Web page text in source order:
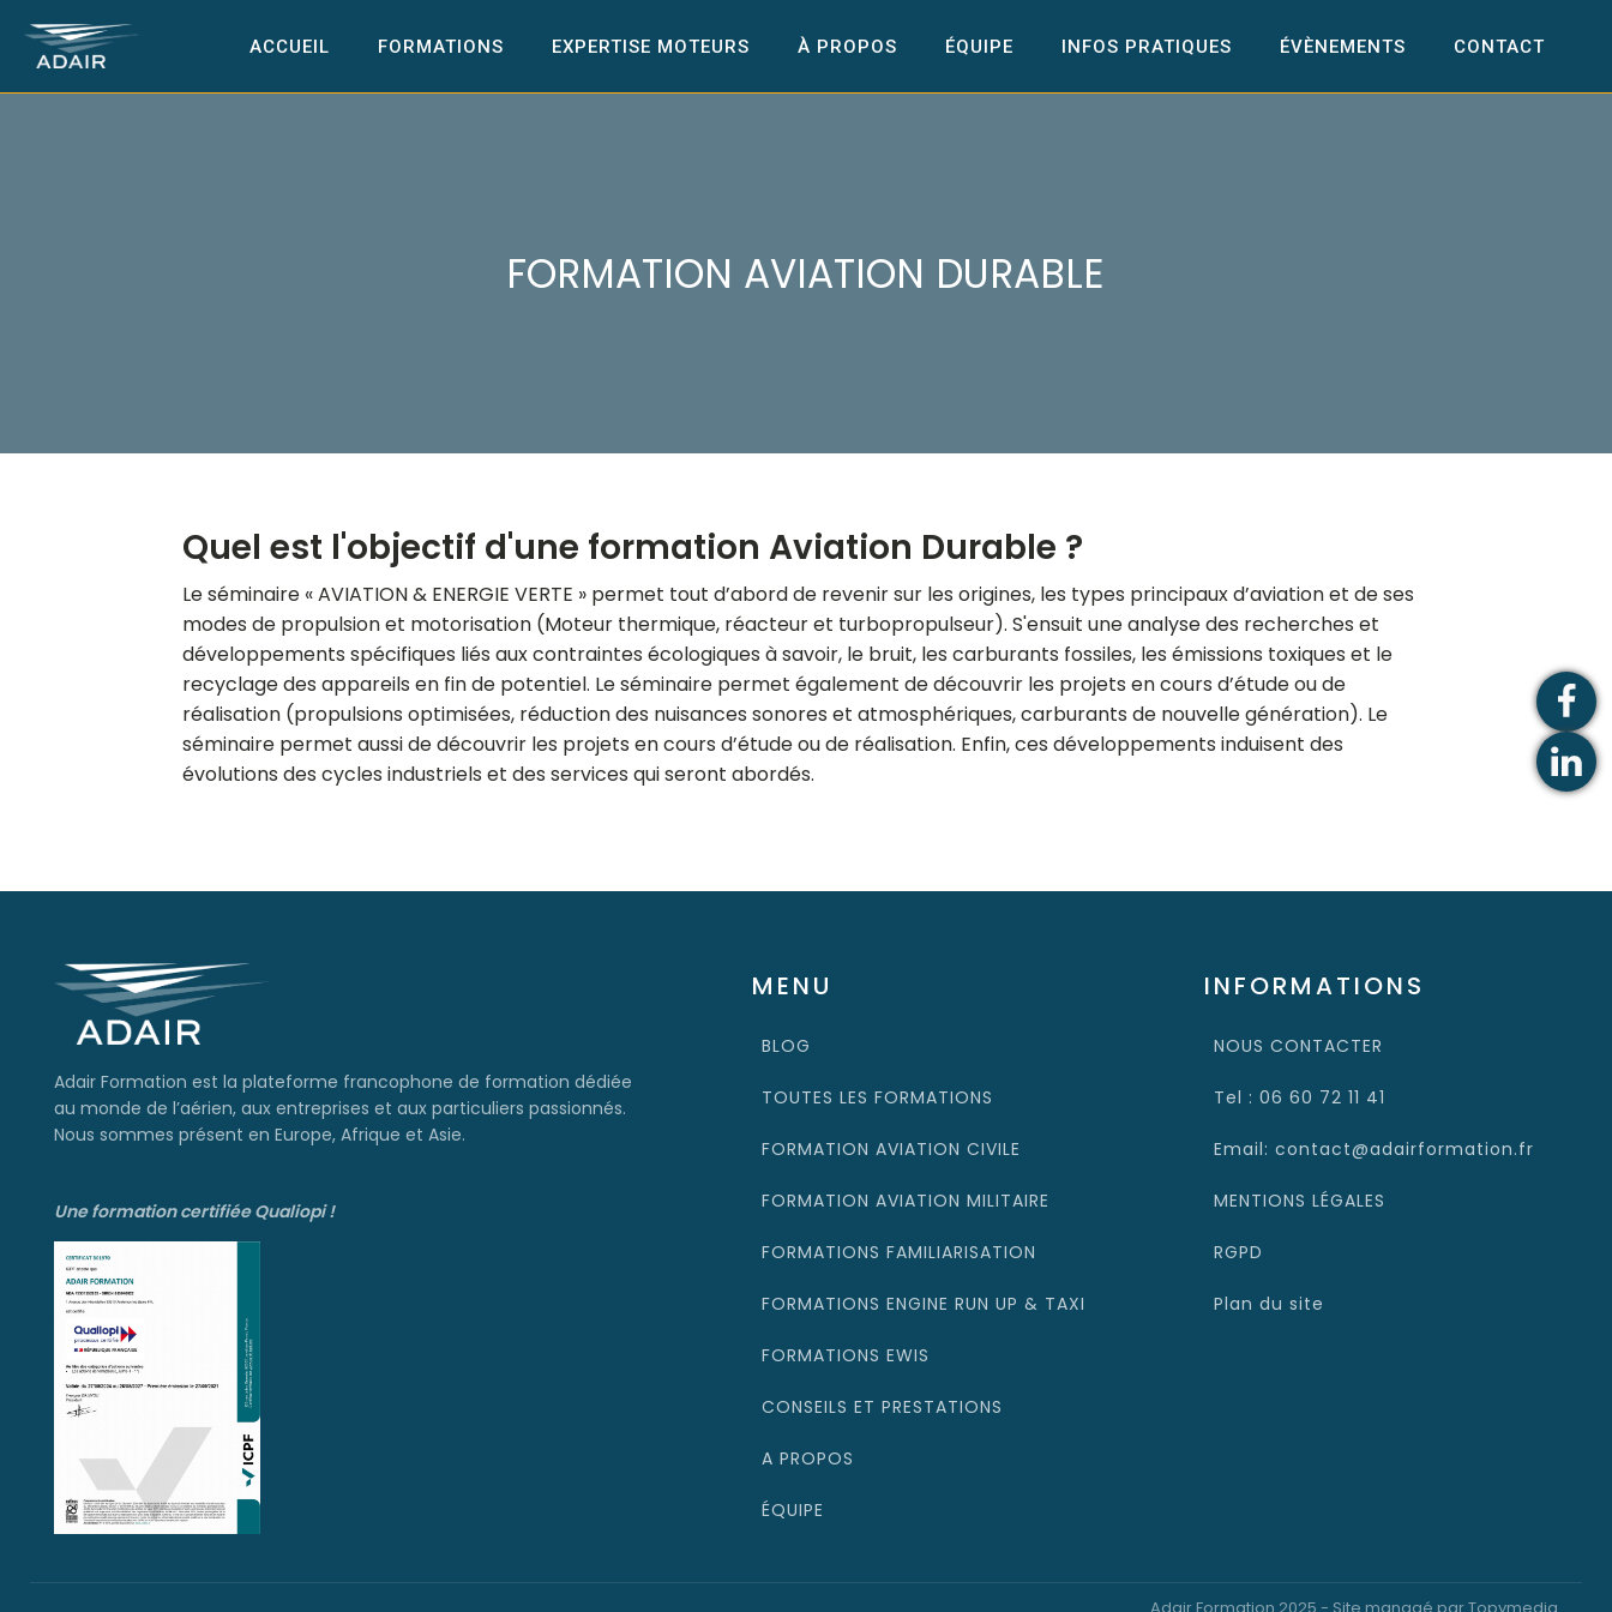
ACCUEIL FORMATIONS EXPERTISE MOTEURS À PROPOS ÉQUIPE INFOS PRATIQUES ÉVÈNEMENTS CONTACT
FORMATION AVIATION DURABLE
Quel est l'objectif d'une formation Aviation Durable ?
Le séminaire « AVIATION & ENERGIE VERTE » permet tout d’abord de revenir sur les origines, les types principaux d’aviation et de ses
modes de propulsion et motorisation (Moteur thermique, réacteur et turbopropulseur). S'ensuit une analyse des recherches et
développements spécifiques liés aux contraintes écologiques à savoir, le bruit, les carburants fossiles, les émissions toxiques et le
recyclage des appareils en fin de potentiel. Le séminaire permet également de découvrir les projets en cours d’étude ou de
réalisation (propulsions optimisées, réduction des nuisances sonores et atmosphériques, carburants de nouvelle génération). Le
séminaire permet aussi de découvrir les projets en cours d’étude ou de réalisation. Enfin, ces développements induisent des
évolutions des cycles industriels et des services qui seront abordés.
Adair Formation est la plateforme francophone de formation dédiée
au monde de l’aérien, aux entreprises et aux particuliers passionnés.
Nous sommes présent en Europe, Afrique et Asie.
Une formation certifiée Qualiopi !
MENU
BLOG
TOUTES LES FORMATIONS
FORMATION AVIATION CIVILE
FORMATION AVIATION MILITAIRE
FORMATIONS FAMILIARISATION
FORMATIONS ENGINE RUN UP & TAXI
FORMATIONS EWIS
CONSEILS ET PRESTATIONS
A PROPOS
ÉQUIPE
INFORMATIONS
NOUS CONTACTER
Tel : 06 60 72 11 41
Email: contact@adairformation.fr
MENTIONS LÉGALES
RGPD
Plan du site
Adair Formation 2025 - Site managé par Topymedia